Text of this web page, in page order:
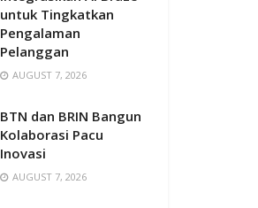
untuk Tingkatkan
Pengalaman
Pelanggan
AUGUST 7, 2026
BTN dan BRIN Bangun
Kolaborasi Pacu
Inovasi
AUGUST 7, 2026